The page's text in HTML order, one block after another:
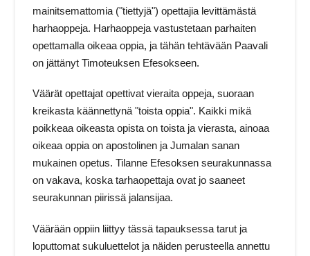
mainitsemattomia ("tiettyjä") opettajia levittämästä
harhaoppeja. Harhaoppeja vastustetaan parhaiten
opettamalla oikeaa oppia, ja tähän tehtävään Paavali
on jättänyt Timoteuksen Efesokseen.
Väärät opettajat opettivat vieraita oppeja, suoraan
kreikasta käännettynä "toista oppia". Kaikki mikä
poikkeaa oikeasta opista on toista ja vierasta, ainoaa
oikeaa oppia on apostolinen ja Jumalan sanan
mukainen opetus. Tilanne Efesoksen seurakunnassa
on vakava, koska tarhaopettaja ovat jo saaneet
seurakunnan piirissä jalansijaa.
Väärään oppiin liittyy tässä tapauksessa tarut ja
loputtomat sukuluettelot ja näiden perusteella annettu